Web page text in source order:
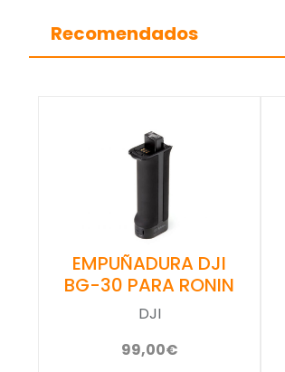
Recomendados
EMPUÑADURA DJI
BG-30 PARA RONIN
DJI
99,00€